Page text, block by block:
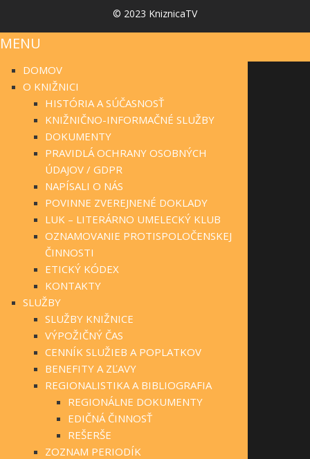
© 2023 KniznicaTV
MENU
DOMOV
O KNIŽNICI
HISTÓRIA A SÚČASNOSŤ
KNIŽNIČNO-INFORMAČNÉ SLUŽBY
DOKUMENTY
PRAVIDLÁ OCHRANY OSOBNÝCH
ÚDAJOV / GDPR
NAPÍSALI O NÁS
POVINNE ZVEREJNENÉ DOKLADY
LUK – LITERÁRNO UMELECKÝ KLUB
OZNAMOVANIE PROTISPOLOČENSKEJ
ČINNOSTI
ETICKÝ KÓDEX
KONTAKTY
SLUŽBY
SLUŽBY KNIŽNICE
VÝPOŽIČNÝ ČAS
CENNÍK SLUŽIEB A POPLATKOV
BENEFITY A ZĽAVY
REGIONALISTIKA A BIBLIOGRAFIA
REGIONÁLNE DOKUMENTY
EDIČNÁ ČINNOSŤ
REŠERŠE
ZOZNAM PERIODÍK